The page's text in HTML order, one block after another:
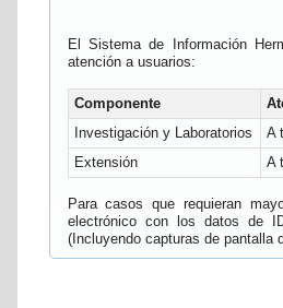
El Sistema de Información
atención a usuarios:
Componente
Investigación y Laboratorios
A
Extensión
A
Para casos que requieran
electrónico con los datos de
(Incluyendo capturas de pantalla